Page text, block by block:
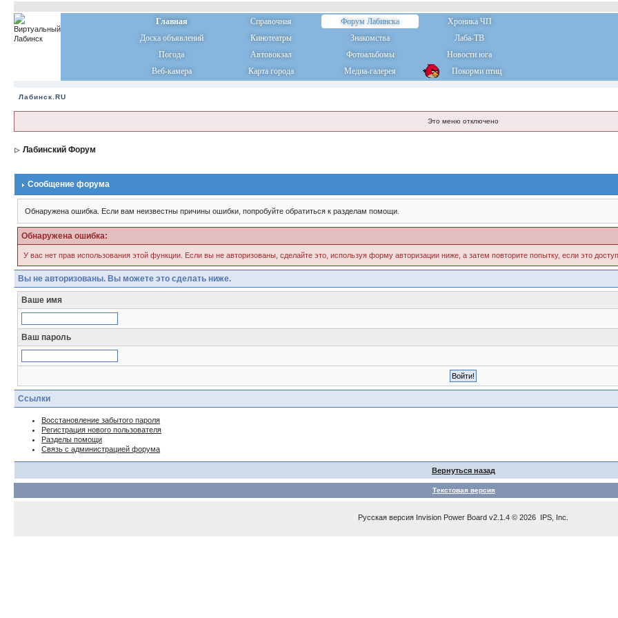
Главная Справочная Форум Лабинска
Хроника ЧП
Доска объявлений
Кинотеатры Знакомства
Лаба-ТВ
Погода
Автовокзал Фотоальбомы
Новости юга
Веб-камера
Карта города Медиа-галерея Покорми птиц
Лабинск.RU
Это меню отключено
Лабинский Форум
Сообщение форума
Обнаружена ошибка. Если вам неизвестны причины ошибки, попробуйте обратиться к разделам помощи.
Обнаружена ошибка:
У вас нет прав использования этой функции. Если вы не авторизованы, сделайте это, используя форму авторизации ниже, а затем повторите попытку, если это
Вы не авторизованы. Вы можете это сделать ниже.
Ваше имя
Ваш пароль
Ссылки
Восстановление забытого пароля
Регистрация нового пользователя
Разделы помощи
Связь с администрацией форума
Вернуться назад
Текстовая версия
Русская версия Invision Power Board v2.1.4 © 2026 IPS, Inc.